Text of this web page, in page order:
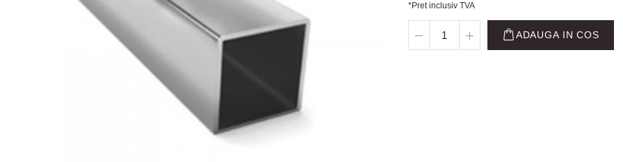
*Pret inclusiv TVA
ADAUGA IN COS